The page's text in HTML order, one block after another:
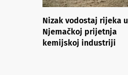
Nizak vodostaj rijeka u
Njemačkoj prijetnja
kemijskoj industriji